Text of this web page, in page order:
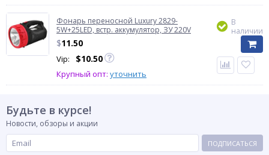
Фонарь переносной Luxury 2829-
5W+25LED, встр. аккумулятор, ЗУ 220V
$11.50
Vip: $10.50
Крупный опт: уточнить
В
наличии
Будьте в курсе!
Новости, обзоры и акции
ПОДПИСАТЬСЯ